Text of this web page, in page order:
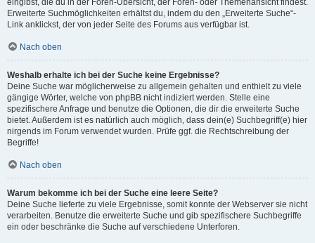
eingibst, die du in der Foren-Übersicht, der Foren- oder Themenansicht findest.
Erweiterte Suchmöglichkeiten erhältst du, indem du den „Erweiterte Suche“-
Link anklickst, der von jeder Seite des Forums aus verfügbar ist.
Nach oben
Weshalb erhalte ich bei der Suche keine Ergebnisse?
Deine Suche war möglicherweise zu allgemein gehalten und enthielt zu viele
gängige Wörter, welche von phpBB nicht indiziert werden. Stelle eine
spezifischere Anfrage und benutze die Optionen, die dir die erweiterte Suche
bietet. Außerdem ist es natürlich auch möglich, dass dein(e) Suchbegriff(e) hier
nirgends im Forum verwendet wurden. Prüfe ggf. die Rechtschreibung der
Begriffe!
Nach oben
Warum bekomme ich bei der Suche eine leere Seite?
Deine Suche lieferte zu viele Ergebnisse, somit konnte der Webserver sie nicht
verarbeiten. Benutze die erweiterte Suche und gib spezifischere Suchbegriffe
ein oder beschränke die Suche auf verschiedene Unterforen.